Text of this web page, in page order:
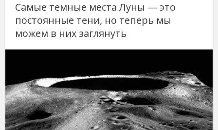
Самые темные места Луны — это
постоянные тени, но теперь мы
можем в них заглянуть